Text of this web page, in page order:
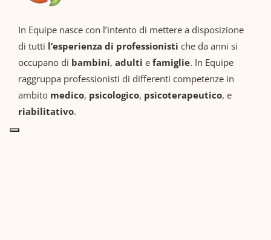
In Equipe nasce con l’intento di mettere a disposizione
di tutti l’esperienza di professionisti che da anni si
occupano di bambini, adulti e famiglie. In Equipe
raggruppa professionisti di differenti competenze in
ambito medico, psicologico, psicoterapeutico, e
riabilitativo.